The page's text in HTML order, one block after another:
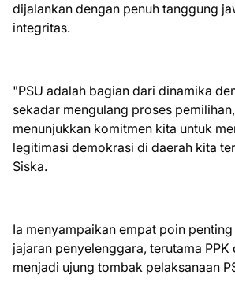
dijalankan dengan penuh tanggung
integritas.
"PSU adalah bagian dari dinamika
sekadar mengulang proses
menunjukkan komitmen kita untuk
legitimasi demokrasi di daerah kita
Siska.
Ia menyampaikan empat poin
jajaran penyelenggara, terutama PPK
menjadi ujung tombak pelaksanaan